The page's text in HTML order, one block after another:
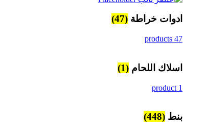
ادوات خراطة (47)
47 products
اسلاك اللحام (1)
1 product
بنط (448)